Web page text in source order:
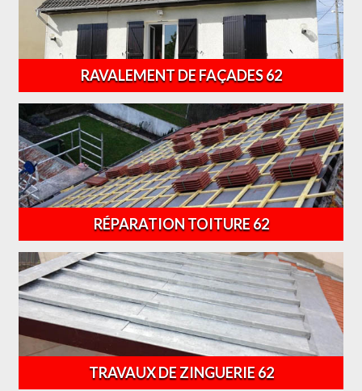
RAVALEMENT DE FAÇADES 62
RÉPARATION TOITURE 62
TRAVAUX DE ZINGUERIE 62